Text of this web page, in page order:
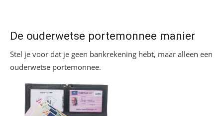
De ouderwetse portemonnee manier
Stel je voor dat je geen bankrekening hebt, maar alleen een
ouderwetse portemonnee.